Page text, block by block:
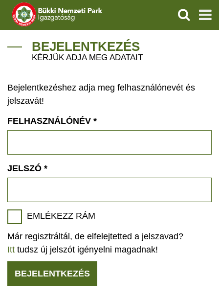
IGAZGATÓSÁG
VÍZVÉDELEM
ÖKOTURIZMUS
GEOPARKOK
KERESÉS
BEJELENTKEZÉS
KÉRJÜK ADJA MEG ADATAIT
Bejelentkezéshez adja meg felhasználónevét és
jelszavát!
FELHASZNÁLÓNÉV *
JELSZÓ *
EMLÉKEZZ RÁM
Már regisztráltál, de elfelejtetted a jelszavad?
Itt tudsz új jelszót igényelni magadnak!
BEJELENTKEZÉS